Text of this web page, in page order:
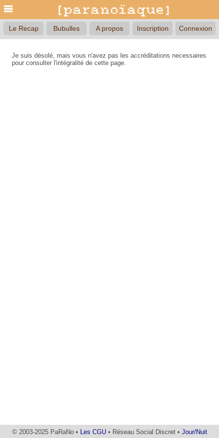
Le Recap Bubulles A propos Inscription Connexion
Je suis désolé, mais vous n'avez pas les accréditations necessaires
pour consulter l'intégralité de cette page.
© 2003-2025 PaRaNo • Les CGU• Réseau Social Discret • Jour/Nuit